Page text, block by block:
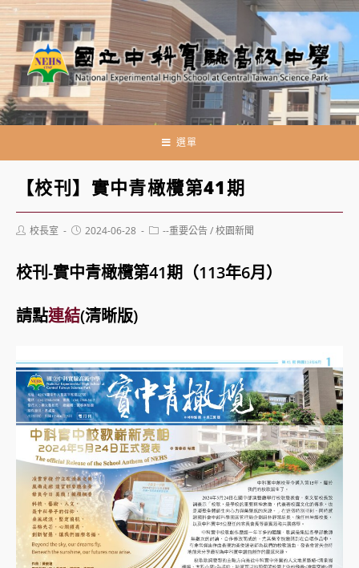
跳
轉
至
主
要
內
選單
【校刊】實中青橄欖第41期
Post校長室
Post2024-06-28
Post--重要公告/校園新聞
校刊-實中青橄欖第41期（113年6月）
請點連結(清晰版)